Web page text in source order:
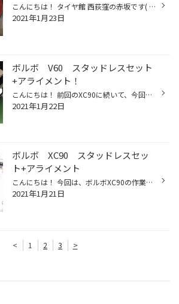
こんにちは！ タイヤ館 西荻窪の赤坂です( ｀ー´)ノ 当店では・・・ FIAT 500にRECAROシートを装着しており・・・ 実際に座れます！！ こんなお店はタイヤ館どころか タイヤ館以外でもあまりないとおもいます！！ 現在は SR-7Fが体感でき、実車には乗っていませんが 他のRECAROもありますよ(*'ω'*) ...
2021年1月23日
ボルボ V60 スタッドレスセット
+アライメント！
こんにちは！ 前回のXC90に続いて、今回はV60の紹介になります(^^)/ たまたまなのですが、連続してボルボの作業を行いました。 ホイールはXC90と同様にMAK ストックホルム タイヤは、ブリザックVRXになります！ タイヤサイズは、225/50R17 雪や氷の上での性能はもちろんのこと、先代と比べて舗装路...
2021年1月22日
ボルボ XC90 スタッドレスセッ
ト+アライメント
こんにちは！ 今回は、ボルボXC90の作業紹介です♪ ボルボのSUVの中でもボディサイズの大きいモデルですね。 スタッドレスということで、ホイールサイズはインチダウンしております(^^)/ ホイールは、MAK ストックホルム タイヤは、DM-V3 235/55R19 ストックホルムはボルボ専用ホイールなのですが、...
2021年1月21日
< 1 2 3 >